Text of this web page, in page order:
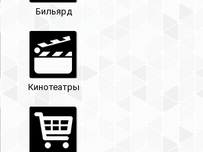
Бильярд
Кинотеатры